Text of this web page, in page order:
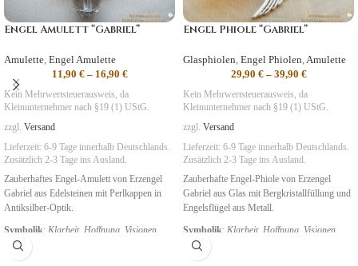
Engel Amulett “Gabriel”
Amulette, Engel Amulette
11,90 €– 16,90 €
Kein Mehrwertsteuerausweis, da
Kleinunternehmer nach §19 (1) UStG.
zzgl. Versand
Lieferzeit: 6-9 Tage innerhalb Deutschlands.
Zusätzlich 2-3 Tage ins Ausland.
Zauberhaftes Engel-Amulett von Erzengel
Gabriel aus Edelsteinen mit Perlkappen in
Antiksilber-Optik.
Symbolik: Klarheit, Hoffnung, Visionen
Engel Phiole “Gabriel”
Glasphiolen, Engel Phiolen,Amulette
29,90 €– 39,90 €
Kein Mehrwertsteuerausweis, da
Kleinunternehmer nach §19 (1) UStG.
zzgl. Versand
Lieferzeit: 6-9 Tage innerhalb Deutschlands.
Zusätzlich 2-3 Tage ins Ausland.
Zauberhafte Engel-Phiole von Erzengel
Gabriel aus Glas mit Bergkristallfüllung und
Engelsflügel aus Metall.
Symbolik: Klarheit, Hoffnung, Visionen